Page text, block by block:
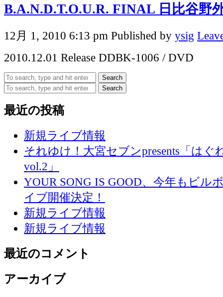
B.A.N.D.T.O.U.R. FINAL 日比谷野
12月 1, 2010 6:13 pm Published by ysig
2010.12.01 Release DDBK-1006 / DVD
Search
Search
最近の投稿
新規ライブ情報
それゆけ！大宮セブンpresents「はぐ
vol.2」
YOUR SONG IS GOOD、今年もビル
イブ開催決定！
新規ライブ情報
新規ライブ情報
最近のコメント
アーカイブ